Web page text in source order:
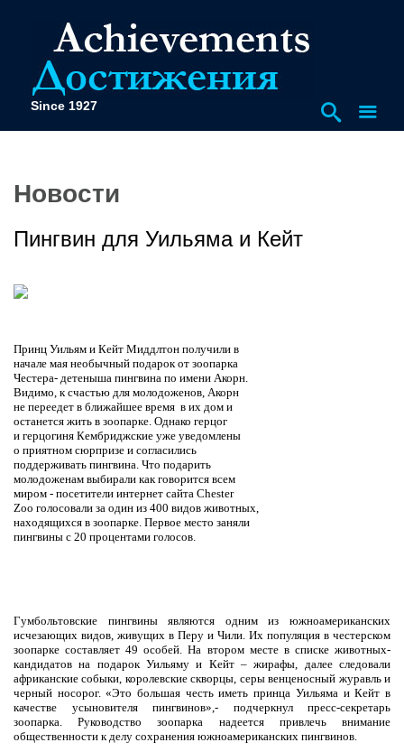
Since 1927
Новости
Пингвин для Уильяма и Кейт
Принц Уильям и Кейт Миддлтон получили в
начале мая необычный подарок от зоопарка
Честера- детеныша пингвина по имени Акорн.
Видимо, к счастью для молодоженов, Акорн
не переедет в ближайшее время в их дом и
останется жить в зоопарке. Однако герцог
и герцогиня Кембриджские уже уведомлены
о приятном сюрпризе и согласились
поддерживать пингвина. Что подарить
молодоженам выбирали как говорится всем
миром - посетители интернет сайта Chester
Zoo голосовали за один из 400 видов животных,
находящихся в зоопарке. Первое место заняли
пингвины c 20 процентами голосов.
Гумбольтовские пингвины являются одним из южноамериканских
исчезающих видов, живущих в Перу и Чили. Их популяция в честерском
зоопарке составляет 49 особей. На втором месте в списке животных-
кандидатов на подарок Уильяму и Кейт – жирафы, далее следовали
африканские собыки, королевские скворцы, серы венценосный журавль и
черный носорог. «Это большая честь иметь принца Уильяма и Кейт в
качестве усыновителя пингвинов»,- подчеркнул пресс-секретарь
зоопарка. Руководство зоопарка надеется привлечь внимание
общественности к делу сохранения южноамериканских пингвинов.